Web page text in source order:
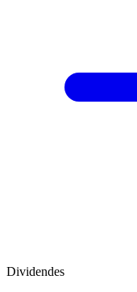
Dividendes